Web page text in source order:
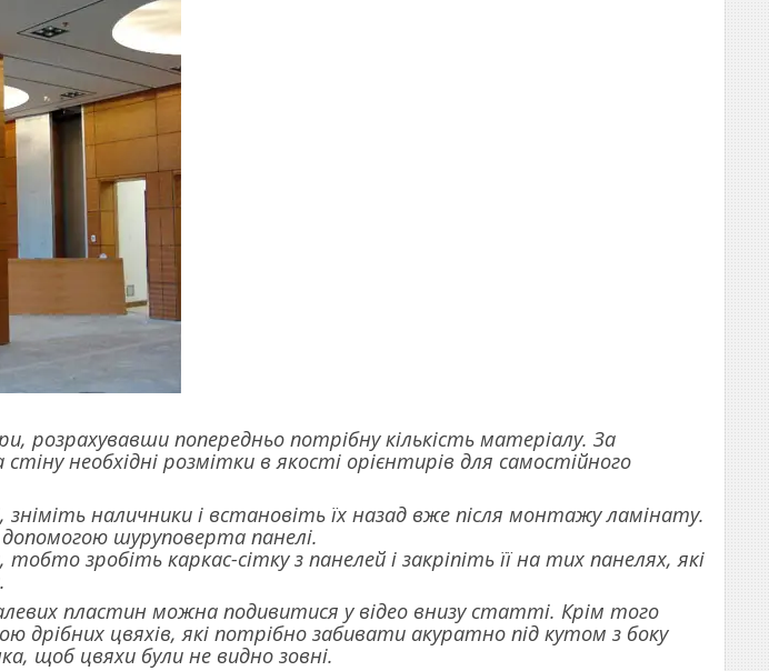
розрахувавши попередньо потрібну кількість матеріалу. За
необхідні розмітки в якості орієнтирів для самостійного
зніміть наличники і встановіть їх назад вже після монтажу ламінату.
шуруповерта панелі.
зробіть каркас-сітку з панелей і закріпіть її на тих панелях, які
пластин можна подивитися у відео внизу статті. Крім того
дрібних цвяхів, які потрібно забивати акуратно під кутом з боку
щоб цвяхи були не видно зовні.